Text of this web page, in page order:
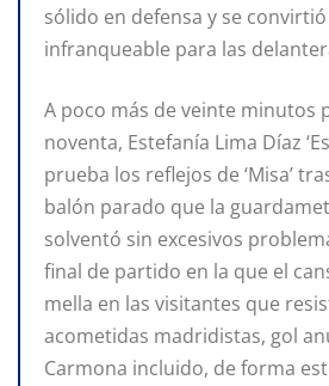
sólido en defensa y se
infranqueable para las
A poco más de veinte minutos
noventa, Estefanía Lima Díaz
prueba los reflejos de ‘Misa’
balón parado que la
solventó sin excesivos
final de partido en la que el
mella en las visitantes que
acometidas madridistas, gol
Carmona incluido, de forma